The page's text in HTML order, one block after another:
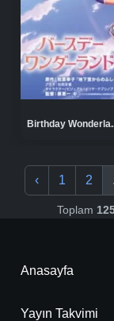
Birthday
‹ 1 2
Toplam
Anasayfa
Yayın Takvimi